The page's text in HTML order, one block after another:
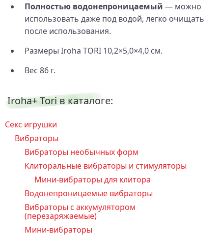
Полностью водонепроницаемый — можно
использовать даже под водой, легко очищать
после использования.
Размеры Iroha TORI 10,2×5,0×4,0 см.
Вес 86 г.
Iroha+ Tori в каталоге:
Секс игрушки
Вибраторы
Вибраторы необычных форм
Клиторальные вибраторы и стимуляторы
Мини-вибраторы для клитора
Водонепроницаемые вибраторы
Вибраторы с аккумулятором
(перезаряжаемые)
Мини-вибраторы